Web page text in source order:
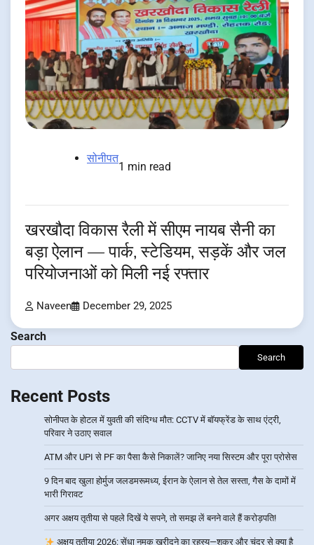
सोनीपत
1 min read
खरखौदा विकास रैली में सीएम नायब सैनी का
बड़ा ऐलान — पार्क, स्टेडियम, सड़कें और जल
परियोजनाओं को मिली नई रफ्तार
Naveen December 29, 2025
Search
Search
Recent Posts
सोनीपत के होटल में युवती की संदिग्ध मौत: CCTV में बॉयफ्रेंड के साथ एंट्री,
परिवार ने उठाए सवाल
ATM और UPI से PF का पैसा कैसे निकालें? जानिए नया सिस्टम और पूरा प्रोसेस
9 दिन बाद खुला होर्मुज जलडमरूमध्य, ईरान के ऐलान से तेल सस्ता, गैस के दामों में
भारी गिरावट
अगर अक्षय तृतीया से पहले दिखें ये सपने, तो समझ लें बनने वाले हैं करोड़पति!
अक्षय तृतीया 2026: सेंधा नमक खरीदने का रहस्य—शुक्र और चंद्र से क्या है